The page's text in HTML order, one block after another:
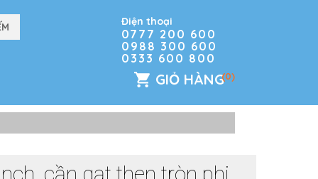
Điện thoại
0777 200 600
0988 300 600
0333 600 800
GIỎ HÀNG(0)
cần gạt then tròn phi